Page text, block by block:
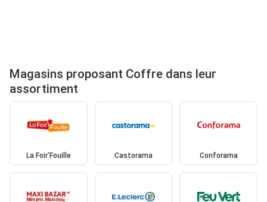
Magasins proposant Coffre dans leur
assortiment
La Foir'Fouille Castorama Conforama